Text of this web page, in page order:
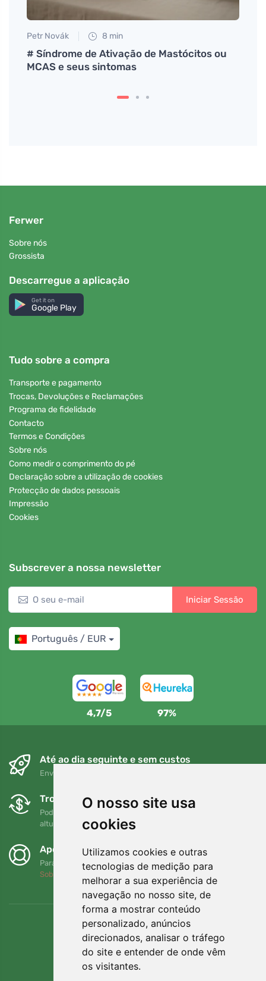
O nosso site usa
cookies
Utilizamos cookies e outras
tecnologias de medição para
melhorar a sua experiência de
navegação no nosso site, de
forma a mostrar conteúdo
personalizado, anúncios
direcionados, analisar o tráfego
do site e entender de onde vêm
os visitantes.
Petr Novák 8 min
# Síndrome de Ativação de Mastócitos ou
MCAS e seus sintomas
Ferwer
Sobre nós
Grossista
Descarregue a aplicação
Get it on
Google Play
Tudo sobre a compra
Transporte e pagamento
Trocas, Devoluções e Reclamações
Programa de fidelidade
Contacto
Termos e Condições
Sobre nós
Como medir o comprimento do pé
Declaração sobre a utilização de cookies
Protecção de dados pessoais
Impressão
Cookies
Subscrever a nossa newsletter
Iniciar Sessão
Português / EUR
4,7/5 97%
Até ao dia seguinte e sem custos
Envio gratuito para encomendas superiores a 80 EUR
Trocas e devoluções gratuitas
Pode devolver ou trocar a sua encomenda em qualquer
altura no prazo de 90 dias
Apoiamos a Trees.org
Para cada encomenda plantamos uma árvore! Leia mais
Sobre nós